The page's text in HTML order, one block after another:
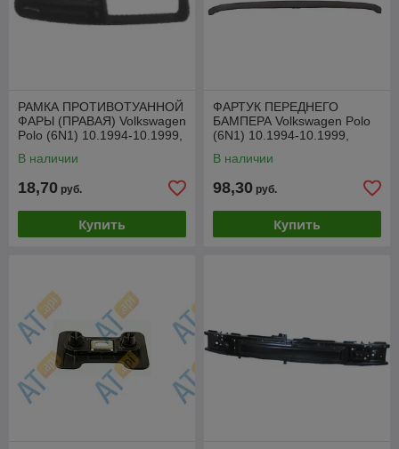
РАМКА ПРОТИВОТУАННОЙ
ФАРЫ (ПРАВАЯ) Volkswagen
Polo (6N1) 10.1994-10.1999,
В наличии
18,70 руб.
Купить
ФАРТУК ПЕРЕДНЕГО
БАМПЕРА Volkswagen Polo
(6N1) 10.1994-10.1999,
В наличии
98,30 руб.
Купить